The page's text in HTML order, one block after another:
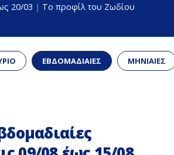
20/03 | Το προφίλ του Ζωδίου
ΕΒΔΟΜΑΔΙΑΙΕΣ ΜΗΝΙΑΙΕΣ